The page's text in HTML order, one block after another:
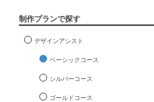
制作プランで探す
デザインアシスト
ベーシックコース
シルバーコース
ゴールドコース